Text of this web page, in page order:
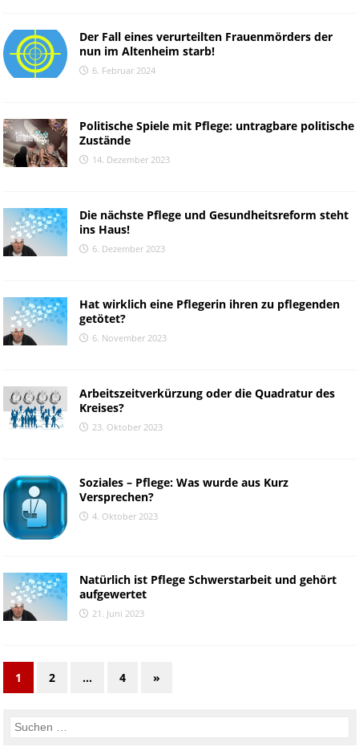
Der Fall eines verurteilten Frauenmörders der
nun im Altenheim starb!
6. Februar 2024
Politische Spiele mit Pflege: untragbare politische
Zustände
14. Dezember 2023
Die nächste Pflege und Gesundheitsreform steht
ins Haus!
6. Dezember 2023
Hat wirklich eine Pflegerin ihren zu pflegenden
getötet?
6. November 2023
Arbeitszeitverkürzung oder die Quadratur des
Kreises?
23. Oktober 2023
Soziales – Pflege: Was wurde aus Kurz
Versprechen?
4. Oktober 2023
Natürlich ist Pflege Schwerstarbeit und gehört
aufgewertet
21. Juni 2023
1 2 … 4 »